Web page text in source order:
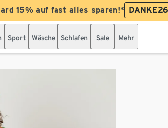
15% auf fast alles sparen!* DANKE26
Sport Wäsche Schlafen Sale Mehr